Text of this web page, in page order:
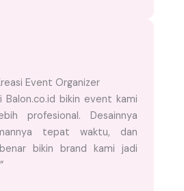
Event Organizer
Balon.co.id bikin event kami
profesional. Desainnya
tepat waktu, dan
bikin brand kami jadi